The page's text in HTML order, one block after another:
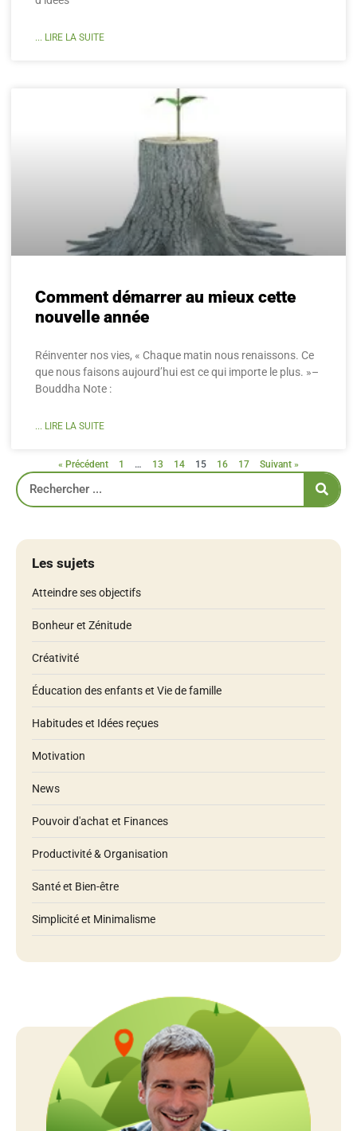
... LIRE LA SUITE
Comment démarrer au mieux cette
nouvelle année
Réinventer nos vies, « Chaque matin nous renaissons. Ce
que nous faisons aujourd’hui est ce qui importe le plus. »–
Bouddha Note :
... LIRE LA SUITE
« Précédent 1 … 13 14 15 16 17 Suivant »
Les sujets
Atteindre ses objectifs
Bonheur et Zénitude
Créativité
Éducation des enfants et Vie de famille
Habitudes et Idées reçues
Motivation
News
Pouvoir d'achat et Finances
Productivité & Organisation
Santé et Bien-être
Simplicité et Minimalisme